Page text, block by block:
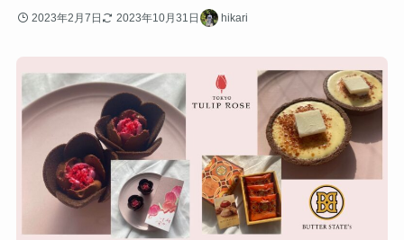
2023年2月7日 2023年10月31日 hikari